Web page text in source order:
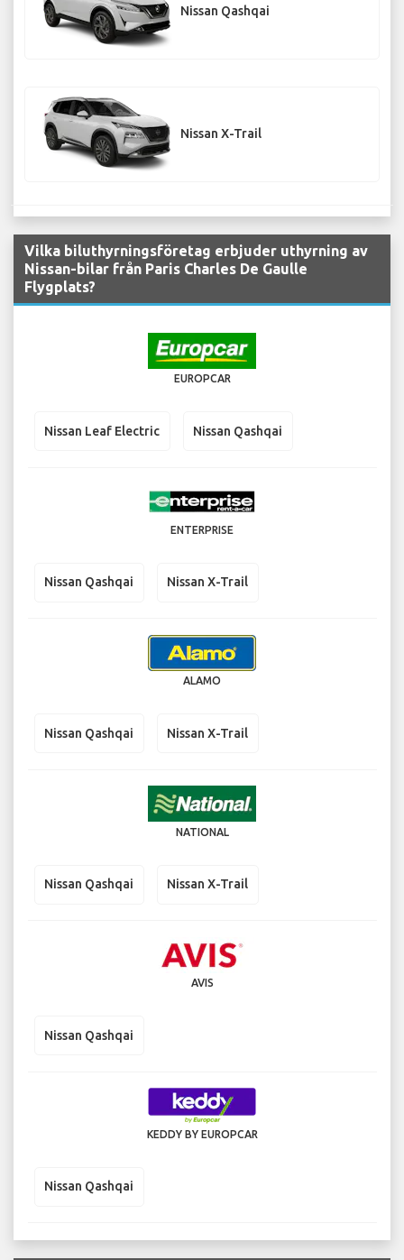
Nissan Qashqai
Nissan X-Trail
Vilka biluthyrningsföretag erbjuder uthyrning av
Nissan-bilar från Paris Charles De Gaulle
Flygplats?
EUROPCAR
Nissan Leaf Electric Nissan Qashqai
ENTERPRISE
Nissan Qashqai Nissan X-Trail
ALAMO
Nissan Qashqai Nissan X-Trail
NATIONAL
Nissan Qashqai Nissan X-Trail
AVIS
Nissan Qashqai
KEDDY BY EUROPCAR
Nissan Qashqai